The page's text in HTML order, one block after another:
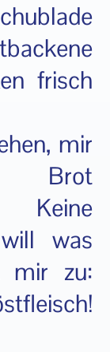
frisch
mir
Keine
was
mir zu: